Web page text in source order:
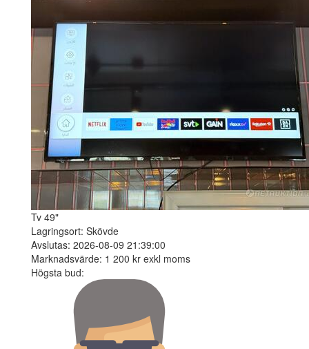
Tv 49"
Lagringsort: Skövde
Avslutas: 2026-08-09 21:39:00
Marknadsvärde: 1 200 kr exkl moms
Högsta bud: